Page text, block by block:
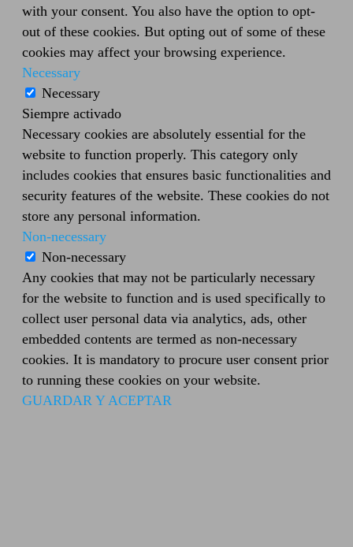
with your consent. You also have the option to opt-
out of these cookies. But opting out of some of these
cookies may affect your browsing experience.
Necessary
Necessary
Siempre activado
Necessary cookies are absolutely essential for the
website to function properly. This category only
includes cookies that ensures basic functionalities and
security features of the website. These cookies do not
store any personal information.
Non-necessary
Non-necessary
Any cookies that may not be particularly necessary
for the website to function and is used specifically to
collect user personal data via analytics, ads, other
embedded contents are termed as non-necessary
cookies. It is mandatory to procure user consent prior
to running these cookies on your website.
GUARDAR Y ACEPTAR